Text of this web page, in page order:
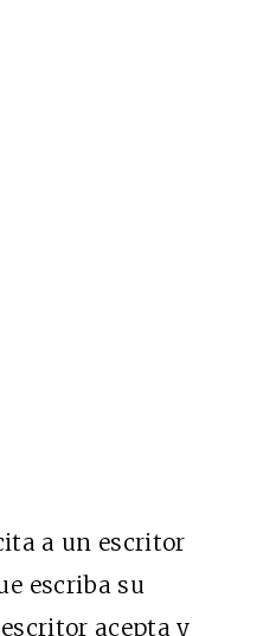
a un escritor
escriba su
acepta y